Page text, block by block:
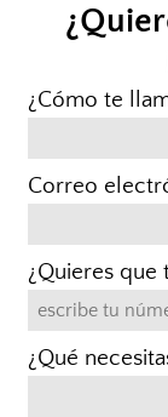
¿Cómo te
Correo
¿Quieres que
¿Qué